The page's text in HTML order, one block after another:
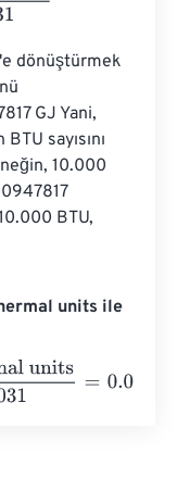
dönüştürmek
GJ Yani,
sayısını
10.000
BTU,
units ile
947817.12031=